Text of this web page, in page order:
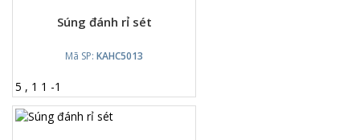
Súng đánh rỉ sét
Mã SP: KAHC5013
5 , 1 1 -1